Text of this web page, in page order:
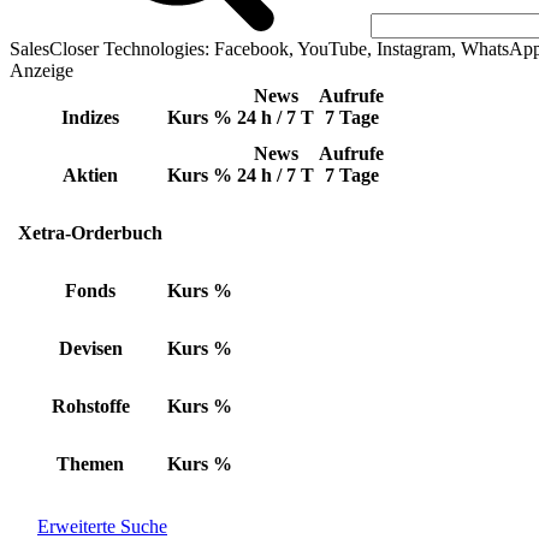
SalesCloser Technologies: Facebook, YouTube, Instagram,
Anzeige
Indizes Kurs %
News
24 h / 7 T
Aufrufe
7 Tage
Aktien Kurs %
News
24 h / 7 T
Aufrufe
7 Tage
Xetra-Orderbuch
Fonds Kurs %
Devisen Kurs %
Rohstoffe Kurs %
Themen Kurs %
Erweiterte Suche